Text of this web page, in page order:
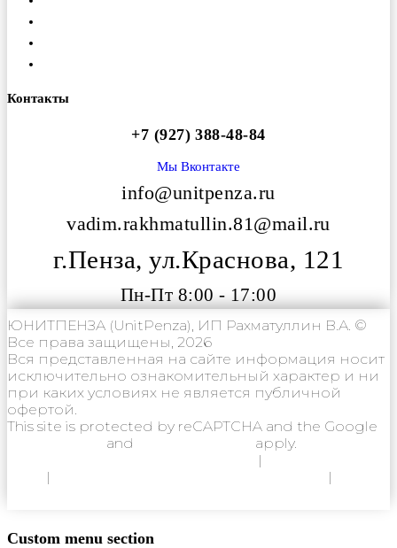
Контакты
+7 (927) 388-48-84
Мы Вконтакте
info@unitpenza.ru
vadim.rakhmatullin.81@mail.ru
г.Пенза, ул.Краснова, 121
Пн-Пт 8:00 - 17:00
ЮНИТПЕНЗА (UnitPenza), ИП Рахматуллин В.А. ©
Все права защищены, 2026
Вся представленная на сайте информация носит
исключительно ознакомительный характер и ни
при каких условиях не является публичной
офертой.
This site is protected by reCAPTCHA and the Google
and
apply.
|
|
|
Custom menu section